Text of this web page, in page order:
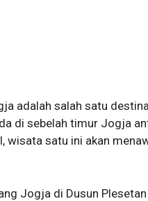
adalah salah satu
di sebelah timur Jogja
wisata satu ini akan
Jogja di Dusun